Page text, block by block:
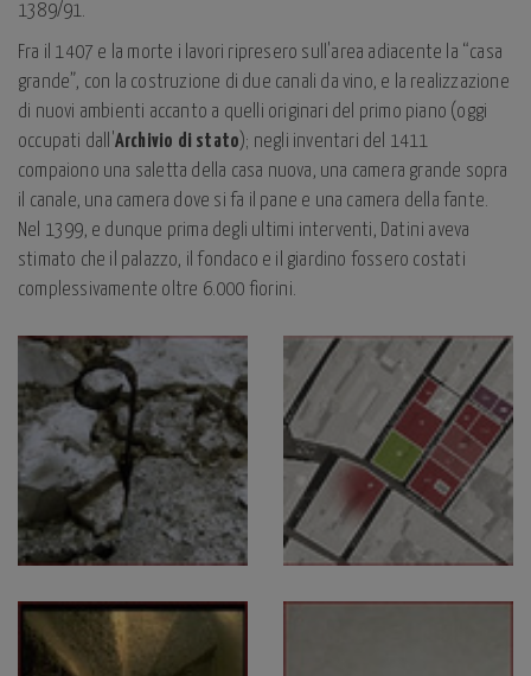
1389/91.
Fra il 1407 e la morte i lavori ripresero sull'area adiacente la “casa
grande”, con la costruzione di due canali da vino, e la realizzazione
di nuovi ambienti accanto a quelli originari del primo piano (oggi
occupati dall'Archivio di stato); negli inventari del 1411
compaiono una saletta della casa nuova, una camera grande sopra
il canale, una camera dove si fa il pane e una camera della fante.
Nel 1399, e dunque prima degli ultimi interventi, Datini aveva
stimato che il palazzo, il fondaco e il giardino fossero costati
complessivamente oltre 6.000 fiorini.